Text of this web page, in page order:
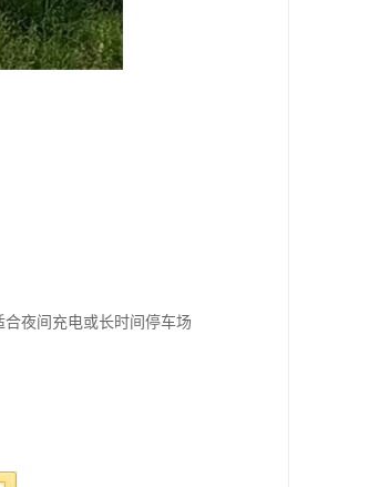
夜间充电或长时间停车场